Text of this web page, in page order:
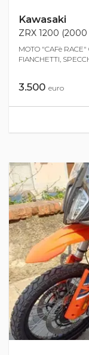
Kawasaki
ZRX 1200 (2000
MOTO "CAFè
FIANCHETTI,
3.500 euro